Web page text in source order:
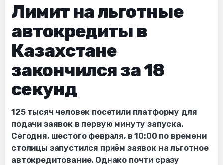
Лимит на льготные
автокредиты в
Казахстане
закончился за 18
секунд
125 тысяч человек посетили платформу для
подачи заявок в первую минуту запуска.
Сегодня, шестого февраля, в 10:00 по времени
столицы запустился приём заявок на льготное
автокредитование. Однако почти сразу